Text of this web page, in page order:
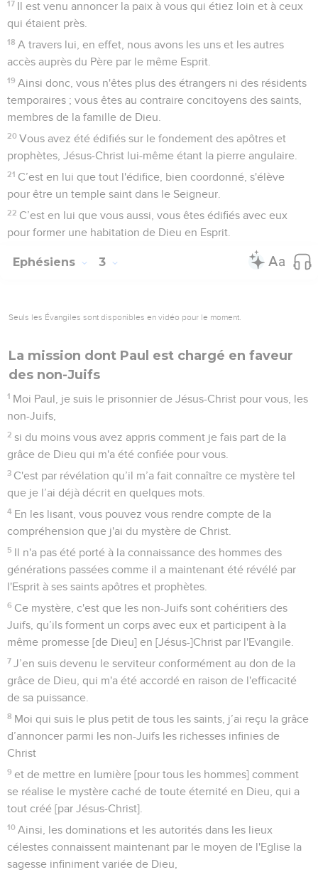
17 Il est venu annoncer la paix à vous qui étiez loin et à ceux
qui étaient près.
18 A travers lui, en effet, nous avons les uns et les autres
accès auprès du Père par le même Esprit.
19 Ainsi donc, vous n'êtes plus des étrangers ni des résidents
temporaires ; vous êtes au contraire concitoyens des saints,
membres de la famille de Dieu.
20 Vous avez été édifiés sur le fondement des apôtres et
prophètes, Jésus-Christ lui-même étant la pierre angulaire.
21 C’est en lui que tout l'édifice, bien coordonné, s'élève
pour être un temple saint dans le Seigneur.
22 C’est en lui que vous aussi, vous êtes édifiés avec eux
pour former une habitation de Dieu en Esprit.
Ephésiens 3
Seuls les Évangiles sont disponibles en vidéo pour le moment.
La mission dont Paul est chargé en faveur
des non-Juifs
1 Moi Paul, je suis le prisonnier de Jésus-Christ pour vous, les
non-Juifs,
2 si du moins vous avez appris comment je fais part de la
grâce de Dieu qui m'a été confiée pour vous.
3 C'est par révélation qu’il m’a fait connaître ce mystère tel
que je l’ai déjà décrit en quelques mots.
4 En les lisant, vous pouvez vous rendre compte de la
compréhension que j'ai du mystère de Christ.
5 Il n'a pas été porté à la connaissance des hommes des
générations passées comme il a maintenant été révélé par
l'Esprit à ses saints apôtres et prophètes.
6 Ce mystère, c'est que les non-Juifs sont cohéritiers des
Juifs, qu’ils forment un corps avec eux et participent à la
même promesse [de Dieu] en [Jésus-]Christ par l'Evangile.
7 J’en suis devenu le serviteur conformément au don de la
grâce de Dieu, qui m'a été accordé en raison de l'efficacité
de sa puissance.
8 Moi qui suis le plus petit de tous les saints, j’ai reçu la grâce
d’annoncer parmi les non-Juifs les richesses infinies de
Christ
9 et de mettre en lumière [pour tous les hommes] comment
se réalise le mystère caché de toute éternité en Dieu, qui a
tout créé [par Jésus-Christ].
10 Ainsi, les dominations et les autorités dans les lieux
célestes connaissent maintenant par le moyen de l'Eglise la
sagesse infiniment variée de Dieu,